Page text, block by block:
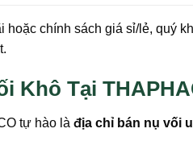
chính sách giá sỉ/lẻ, quý
Khô Tại
tự hào là địa chỉ bán nụ vối